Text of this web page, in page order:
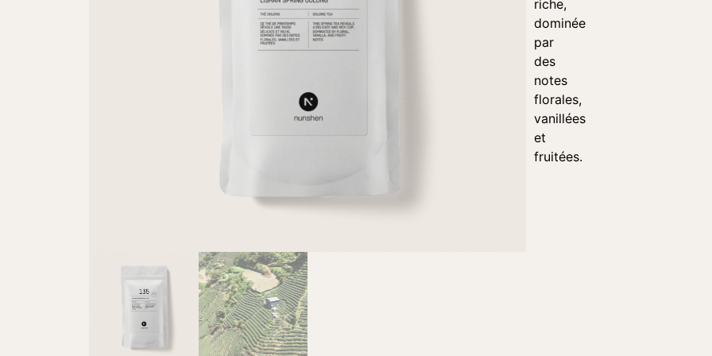
riche,
dominée
par
des
notes
florales,
vanillées
et
fruitées.